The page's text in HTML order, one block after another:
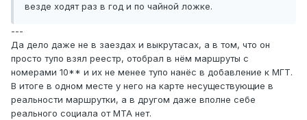
везде ходят раз в год и по чайной ложке.
---
Да дело даже не в заездах и выкрутасах, а в том, что он
просто тупо взял реестр, отобрал в нём маршруты с
номерами 10** и их не менее тупо нанёс в добавление к МГТ.
В итоге в одном месте у него на карте несуществующие в
реальности маршрутки, а в другом даже вполне себе
реального социала от МТА нет.